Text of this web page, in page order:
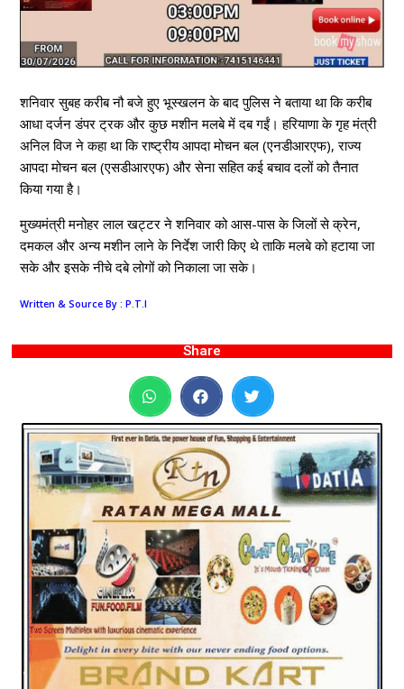
शनिवार सुबह करीब नौ बजे हुए भूस्खलन के बाद पुलिस ने बताया था कि करीब
आधा दर्जन डंपर ट्रक और कुछ मशीन मलबे में दब गईं। हरियाणा के गृह मंत्री
अनिल विज ने कहा था कि राष्ट्रीय आपदा मोचन बल (एनडीआरएफ), राज्य
आपदा मोचन बल (एसडीआरएफ) और सेना सहित कई बचाव दलों को तैनात
किया गया है।
मुख्यमंत्री मनोहर लाल खट्टर ने शनिवार को आस-पास के जिलों से क्रेन,
दमकल और अन्य मशीन लाने के निर्देश जारी किए थे ताकि मलबे को हटाया जा
सके और इसके नीचे दबे लोगों को निकाला जा सके।
Written & Source By : P.T.I
Share